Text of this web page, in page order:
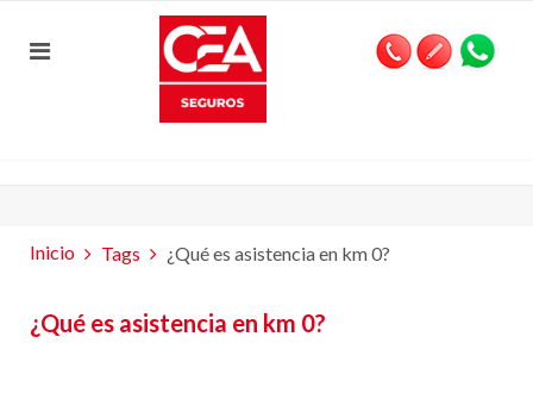
Inicio Tags ¿Qué es asistencia en km 0?
¿Qué es asistencia en km 0?